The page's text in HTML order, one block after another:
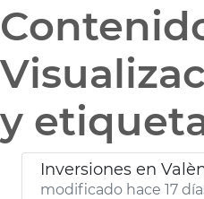
y
Inversiones en
modificado hace 17